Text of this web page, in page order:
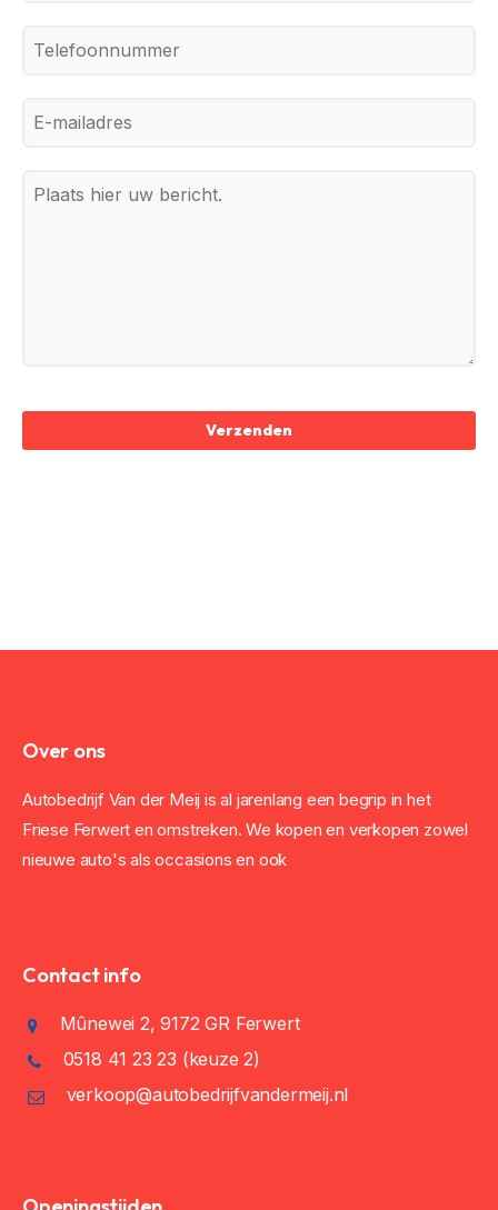
Verzenden
Over ons
Autobedrijf Van der Meij is al jarenlang een begrip in het
Friese Ferwert en omstreken. We kopen en verkopen zowel
nieuwe auto's als occasions en ook
Contact info
Mûnewei 2, 9172 GR Ferwert
0518 41 23 23 (keuze 2)
verkoop@autobedrijfvandermeij.nl